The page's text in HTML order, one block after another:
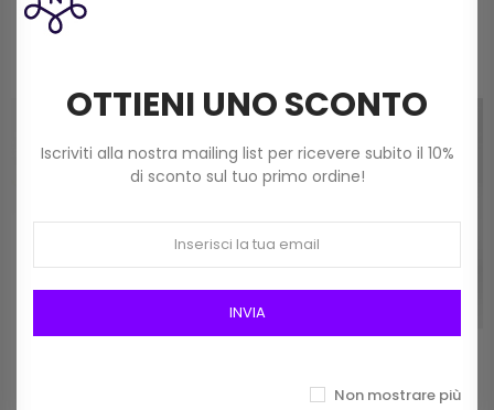
Cordino Passione Macramè
OTTIENI UNO SCONTO
Iscriviti alla nostra mailing list per ricevere subito il 10%
di sconto sul tuo primo ordine!
INVIA
Non mostrare più